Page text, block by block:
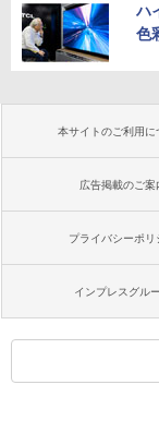
ハ
色
本サイトのご利用に
広告掲載のご案
プライバシーポリ
インプレスグル